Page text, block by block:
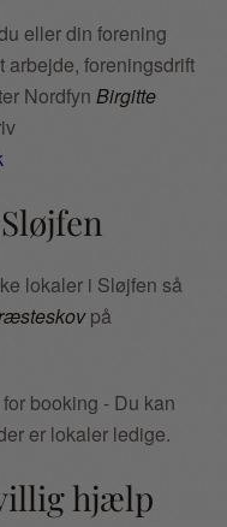
eller din forening
arbejde, foreningsdrift
Nordfyn Birgitte
lokaler i Sløjfen så
på
booking - Du kan
er lokaler ledige.
hjælp